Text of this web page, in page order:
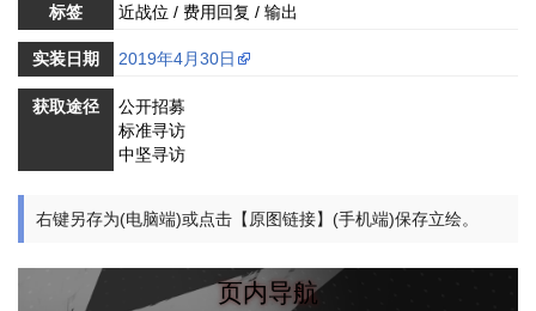
标签 近战位 / 费用回复 / 输出
实装日期 2019年4月30日
获取途径
公开招募
标准寻访
中坚寻访
右键另存为(电脑端)或点击【原图链接】(手机端)保存立绘。
页内导航